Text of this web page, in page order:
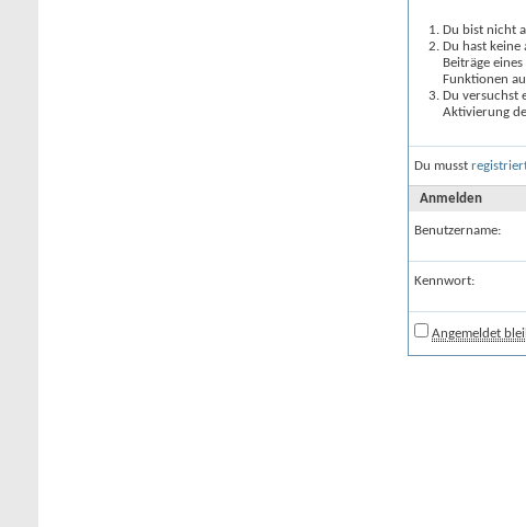
Du bist nicht
Du hast keine
Beiträge
Funktionen
Du versuchst
Aktivierung
Du musst
Anmelden
Benutzername:
Kennwort:
Angemeldet